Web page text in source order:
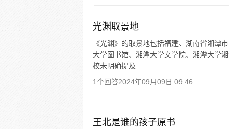
光渊取景地
《光渊》的取景地包括福建、湖南省湘潭
大学图书馆、湘潭大学文学院、湘潭大学
校未明确提及...
1个回答2024年09月09日 09:46
王北是谁的孩子原书